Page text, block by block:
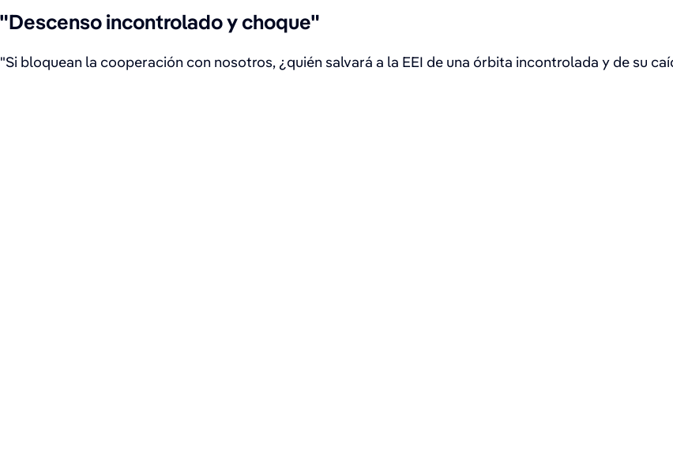
"Descenso incontrolado y choque"
"Si bloquean la cooperación con nosotros, ¿quién salvará a la EEI de una órbita incontrolada y de su